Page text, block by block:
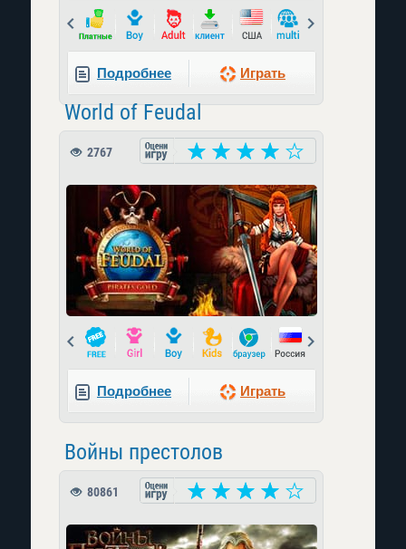
Prev
Подробнее Играть
World of Feudal
2767
Prev
Подробнее Играть
Войны престолов
80861